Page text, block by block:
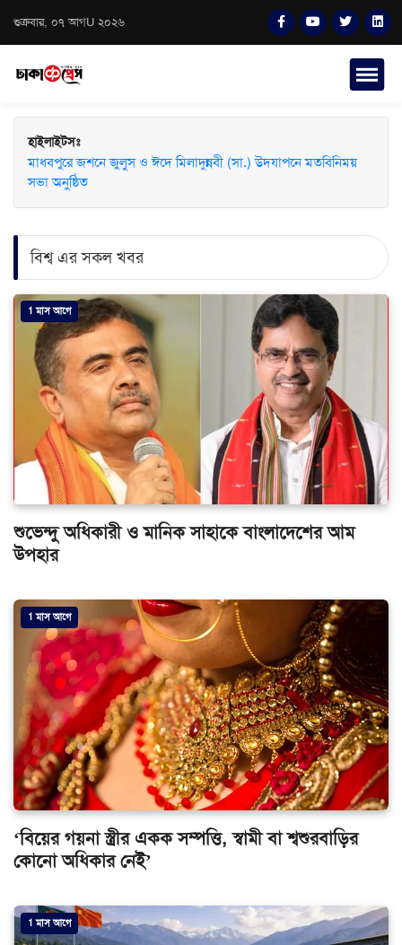
শুক্রবার, ০৭ আগU ২০২৬
হাইলাইটসঃ
মাধবপুরে জশনে জুলুস ও ঈদে মিলাদুন্নবী (সা.) উদযাপনে মতবিনিময়
সভা অনুষ্ঠিত
বিশ্ব এর সকল খবর
1 মাস আগে
শুভেন্দু অধিকারী ও মানিক সাহাকে বাংলাদেশের আম
উপহার
1 মাস আগে
‘বিয়ের গয়না স্ত্রীর একক সম্পত্তি, স্বামী বা শ্বশুরবাড়ির
কোনো অধিকার নেই’
1 মাস আগে